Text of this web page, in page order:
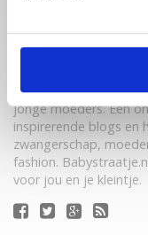
Babystraatje.nl is
jonge moeders. Een
inspirerende blogs en
zwangerschap,
fashion.
voor jou en je kleintje.